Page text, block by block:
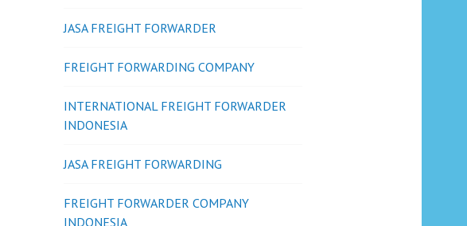
JASA FREIGHT FORWARDER
FREIGHT FORWARDING COMPANY
INTERNATIONAL FREIGHT FORWARDER
INDONESIA
JASA FREIGHT FORWARDING
FREIGHT FORWARDER COMPANY
INDONESIA